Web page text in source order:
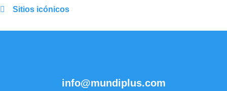
Sitios icónicos
info@mundiplus.com